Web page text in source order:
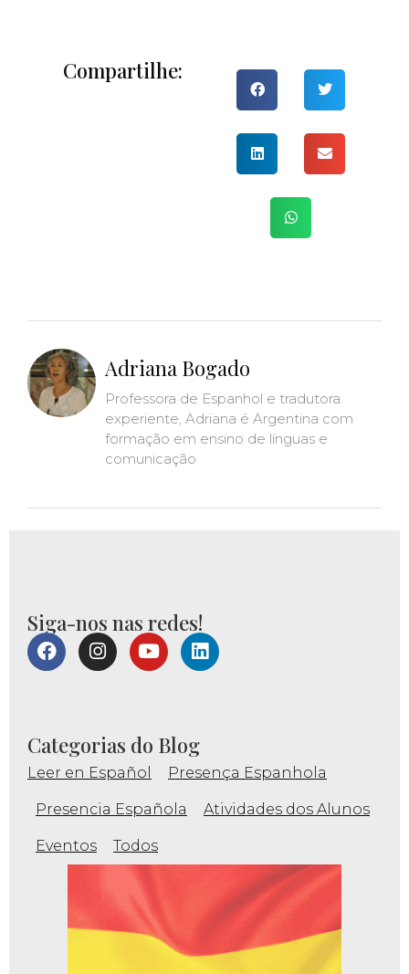
Compartilhe:
Adriana Bogado
Professora de Espanhol e tradutora
experiente, Adriana é Argentina com
formação em ensino de línguas e
comunicação
Siga-nos nas redes!
Categorias do Blog
Leer en Español Presença Espanhola
Presencia Española Atividades dos Alunos
Eventos Todos